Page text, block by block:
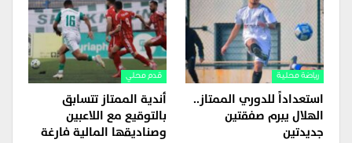
رياضة محلية
استعداداً للدوري الممتاز..
الهلال يبرم صفقتين
جديدتين
قدم محلي
أندية الممتاز تتسابق
بالتوقيع مع اللاعبين
وصناديقها المالية فارغة